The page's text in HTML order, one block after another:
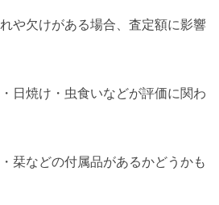
や欠けがある場合、査定額に影響
日焼け・虫食いなどが評価に関わ
栞などの付属品があるかどうかも